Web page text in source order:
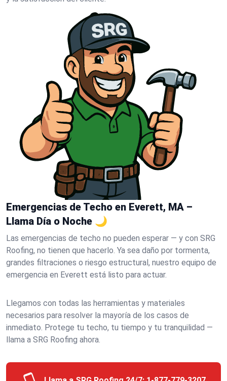
Emergencias de Techo en Everett, MA –
Llama Día o Noche 🌙
Las emergencias de techo no pueden esperar — y con SRG
Roofing, no tienen que hacerlo. Ya sea daño por tormenta,
grandes filtraciones o riesgo estructural, nuestro equipo de
emergencia en Everett está listo para actuar.
Llegamos con todas las herramientas y materiales
necesarios para resolver la mayoría de los casos de
inmediato. Protege tu techo, tu tiempo y tu tranquilidad —
llama a SRG Roofing ahora.